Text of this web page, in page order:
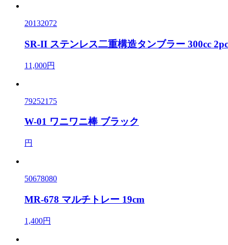
20132072
SR-II ステンレス二重構造タンブラー 300cc
11,000円
79252175
W-01 ワニワニ棒 ブラック
円
50678080
MR-678 マルチトレー 19cm
1,400円